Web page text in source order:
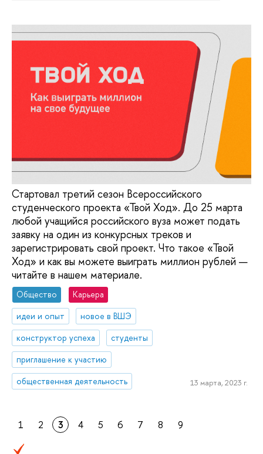
Стартовал третий сезон Всероссийского
студенческого проекта «Твой Ход». До 25 марта
любой учащийся российского вуза может подать
заявку на один из конкурсных треков и
зарегистрировать свой проект. Что такое «Твой
Ход» и как вы можете выиграть миллион рублей —
читайте в нашем материале.
Общество
Карьера
идеи и опыт
новое в ВШЭ
конструктор успеха
студенты
приглашение к участию
общественная деятельность
13 марта, 2023 г.
1 2 3 4 5 6 7 8 9